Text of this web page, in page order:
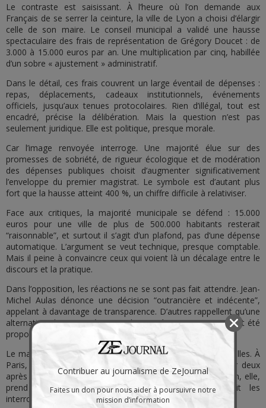
Le contraste est saisissant. À l’heure où l’on demande aux
Français de se serrer la ceinture, la ville de Lyon a choisi d’élargir
celle de son maire. Le conseil municipal a validé une hausse
spectaculaire des frais de représentation de Grégory Doucet : de
3.000 à 15.000 euros par an. Une multiplication par cinq, habillée
d’un sobre « ajustement » administratif.
Dans le détail, ces frais couvrent un large éventail de dépenses :
repas, déplacements, cadeaux institutionnels, événements
officiels, jusqu’aux tenues protocolaires. Rien d’illégal, tout est
encadré, précise la délibération. Mais la question n’est pas
seulement juridique. Elle est politique, presque morale.
Car l’image renvoyée interroge. Une majorité élue sur des
promesses de sobriété, de rigueur écologique et de modération
des dépenses publiques choisit d’augmenter significativement
l’enveloppe du premier magistrat. Le symbole est d’autant plus
fort que la hausse atteint 400 %, un chiffre difficile à relativiser.
Face aux critiques, la majorité municipale se défend : 15.000
euros pour une ville de plus de 500.000 habitants resterait
“raisonnable”, et surtout il s’agit d’un plafond, pas d’une dépense
automatique. L’argument se veut technique, presque comptable.
Mais il peine à convaincre ceux qui voient là un décalage entre le
discours et la pratique.
Dans l’opposition, les réactions ne se sont pas fait attendre. Jean-
Michel Aulas dénonce une décision “outrancière et indécente”,
appelant à davantage de transparence. D’autres rappellent qu’une
alternative plus mesurée – une hausse à 3.500 euros – avait été
proposée… puis rejetée.
Le malaise s’accentue lorsque l’on compare avec d’autres villes. À
Paris, l’enveloppe du maire a récemment été divisée par deux
après polémique. À Nice, elle a même été supprimée. Lyon, elle,
prend le chemin inverse. Une singularité qui nourrit les
interrogations.
Contribuer au journalisme de ZeJournal
Faites un don pour nous aider à poursuivre notre
mission d’information